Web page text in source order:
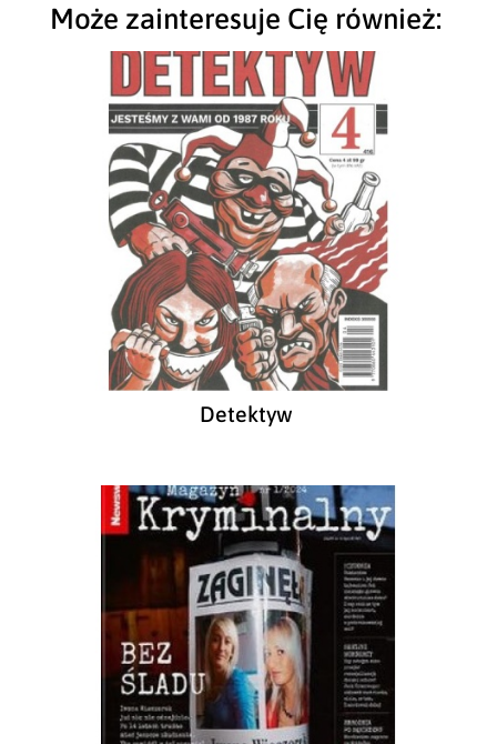
Może zainteresuje Cię również:
Detektyw